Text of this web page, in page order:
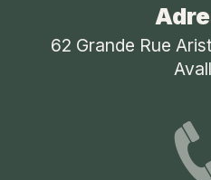
62 Grande Rue